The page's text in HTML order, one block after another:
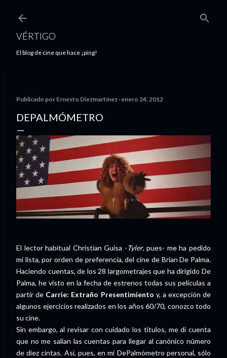
VÉRTIGO
El blog de cine que hace ¡ping!
Publicado por Ernesto Diezmartínez enero 24, 2012
DEPALMÓMETRO
El lector habitual Christian Guisa -Tyler, pues- me ha pedido
mi lista, por orden de preferencia, del cine de Brian De Palma.
Haciendo cuentas, de los 28 largometrajes que ha dirigido De
Palma, he visto en la fecha de estrenos todas sus películas a
partir de Carrie: Extraño Presentimiento y, a excepción de
algunos ejercicios realizados en los años 60/70, conozco todo
su cine.
Sin embargo, al revisar con cuidado los títulos, me di cuenta
que no me salían las cuentas para llegar al canónico número
de diez cintas. Así, pues, en mi DePalmómetro personal, sólo